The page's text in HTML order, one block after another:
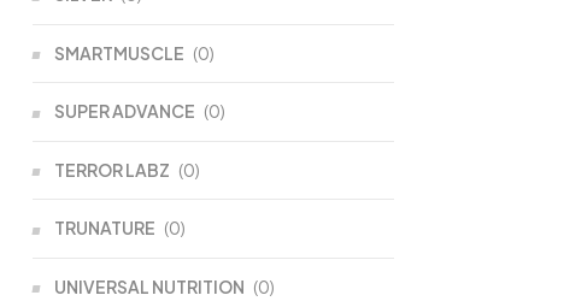
SMARTMUSCLE (0)
SUPER ADVANCE (0)
TERROR LABZ (0)
TRUNATURE (0)
UNIVERSAL NUTRITION (0)